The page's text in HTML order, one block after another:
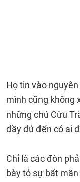
Họ tin vào
mình cũng không
những chú Cừu
đầy đủ đến có ai
Chỉ là các đòn
bày tỏ sự bất